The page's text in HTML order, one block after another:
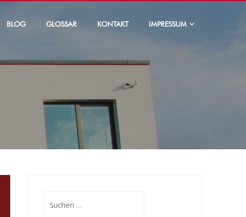
BLOG GLOSSAR KONTAKT IMPRESSUM
nach: